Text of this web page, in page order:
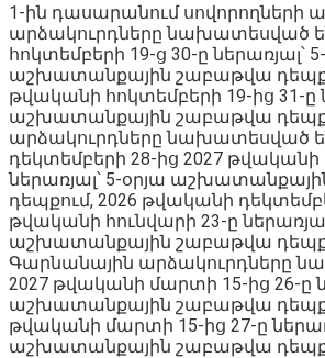
1-ին դասարանում սովորողների
արձակուրդները նախատեսված
հոկտեմբերի 19-ց 30-ը ներառյալ՝
աշխատանքային շաբաթվա
թվականի հոկտեմբերի 19-ից 31-ը
աշխատանքային շաբաթվա
արձակուրդները նախատեսված
դեկտեմբերի 28-ից 2027 թվականի
ներառյալ՝ 5-օրյա
դեպքում, 2026 թվականի
թվականի հունվարի 23-ը
աշխատանքային շաբաթվա
Գարնանային արձակուրդները
2027 թվականի մարտի 15-ից 26-ը
աշխատանքային շաբաթվա
թվականի մարտի 15-ից 27-ը
աշխատանքային շաբաթվա